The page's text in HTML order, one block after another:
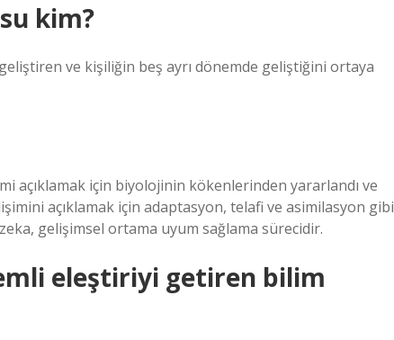
kim?
ve kişiliğin beş ayrı dönemde geliştiğini ortaya
açıklamak için biyolojinin kökenlerinden yararlandı ve
açıklamak için adaptasyon, telafi ve asimilasyon gibi
gelişimsel ortama uyum sağlama sürecidir.
eleştiriyi getiren bilim